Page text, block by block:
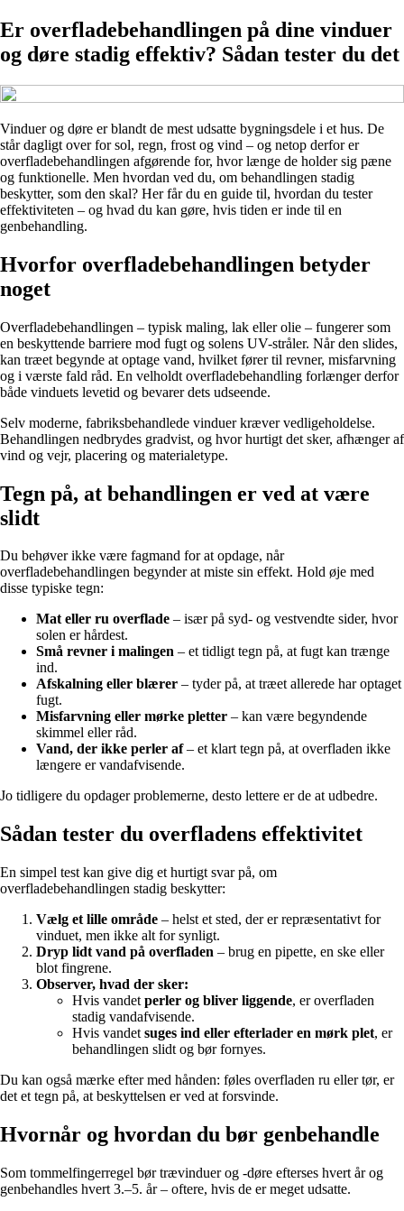
Er overfladebehandlingen på dine vinduer
og døre stadig effektiv? Sådan tester du det
Vinduer og døre er blandt de mest udsatte bygningsdele i et hus. De
står dagligt over for sol, regn, frost og vind – og netop derfor er
overfladebehandlingen afgørende for, hvor længe de holder sig pæne
og funktionelle. Men hvordan ved du, om behandlingen stadig
beskytter, som den skal? Her får du en guide til, hvordan du tester
effektiviteten – og hvad du kan gøre, hvis tiden er inde til en
genbehandling.
Hvorfor overfladebehandlingen betyder
noget
Overfladebehandlingen – typisk maling, lak eller olie – fungerer som
en beskyttende barriere mod fugt og solens UV-stråler. Når den slides,
kan træet begynde at optage vand, hvilket fører til revner, misfarvning
og i værste fald råd. En velholdt overfladebehandling forlænger derfor
både vinduets levetid og bevarer dets udseende.
Selv moderne, fabriksbehandlede vinduer kræver vedligeholdelse.
Behandlingen nedbrydes gradvist, og hvor hurtigt det sker, afhænger af
vind og vejr, placering og materialetype.
Tegn på, at behandlingen er ved at være
slidt
Du behøver ikke være fagmand for at opdage, når
overfladebehandlingen begynder at miste sin effekt. Hold øje med
disse typiske tegn:
Mat eller ru overflade – især på syd- og vestvendte sider, hvor
solen er hårdest.
Små revner i malingen – et tidligt tegn på, at fugt kan trænge
ind.
Afskalning eller blærer – tyder på, at træet allerede har optaget
fugt.
Misfarvning eller mørke pletter – kan være begyndende
skimmel eller råd.
Vand, der ikke perler af– et klart tegn på, at overfladen ikke
længere er vandafvisende.
Jo tidligere du opdager problemerne, desto lettere er de at udbedre.
Sådan tester du overfladens effektivitet
En simpel test kan give dig et hurtigt svar på, om
overfladebehandlingen stadig beskytter:
Vælg et lille område – helst et sted, der er repræsentativt for
vinduet, men ikke alt for synligt.
Dryp lidt vand på overfladen – brug en pipette, en ske eller
blot fingrene.
Observer, hvad der sker:
Hvis vandet perler og bliver liggende, er overfladen
stadig vandafvisende.
Hvis vandet suges ind eller efterlader en mørk plet, er
behandlingen slidt og bør fornyes.
Du kan også mærke efter med hånden: føles overfladen ru eller tør, er
det et tegn på, at beskyttelsen er ved at forsvinde.
Hvornår og hvordan du bør genbehandle
Som tommelfingerregel bør trævinduer og -døre efterses hvert år og
genbehandles hvert 3.–5. år – oftere, hvis de er meget udsatte.